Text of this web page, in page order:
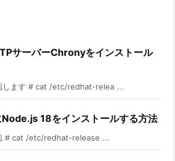
サーバーChronyをインストール
します # cat /etc/redhat-relea ...
18をインストールする方法
# cat /etc/redhat-release ...